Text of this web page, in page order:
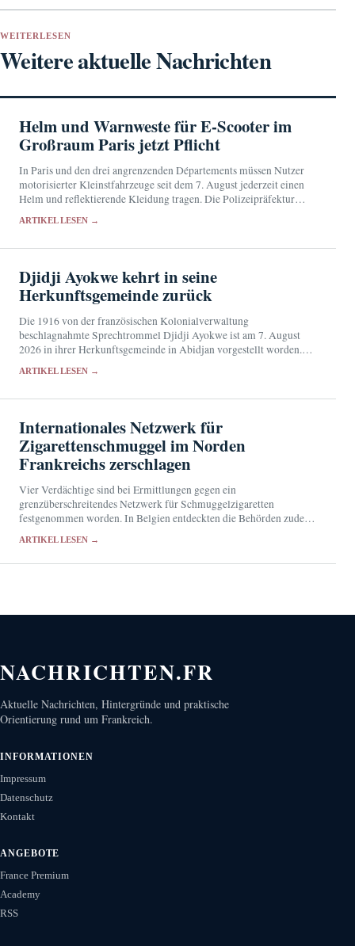
WEITERLESEN
Weitere aktuelle Nachrichten
Helm und Warnweste für E-Scooter im
Großraum Paris jetzt Pflicht
In Paris und den drei angrenzenden Départements müssen Nutzer
motorisierter Kleinstfahrzeuge seit dem 7. August jederzeit einen
Helm und reflektierende Kleidung tragen. Die Polizeipräfektur
ARTIKEL LESEN →
Djidji Ayokwe kehrt in seine
Herkunftsgemeinde zurück
Die 1916 von der französischen Kolonialverwaltung
beschlagnahmte Sprechtrommel Djidji Ayokwe ist am 7. August
2026 in ihrer Herkunftsgemeinde in Abidjan vorgestellt worden.
d'Ivoire…
ARTIKEL LESEN →
Internationales Netzwerk für
Zigarettenschmuggel im Norden
Frankreichs zerschlagen
Vier Verdächtige sind bei Ermittlungen gegen ein
grenzüberschreitendes Netzwerk für Schmuggelzigaretten
festgenommen worden. In Belgien entdeckten die Behörden zudem
ARTIKEL LESEN →
NACHRICHTEN.FR
Aktuelle Nachrichten, Hintergründe und praktische
Orientierung rund um Frankreich.
INFORMATIONEN
Impressum
Datenschutz
Kontakt
ANGEBOTE
France Premium
Academy
RSS